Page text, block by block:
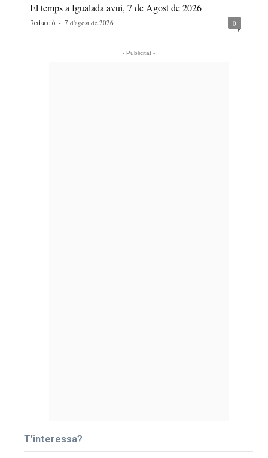
El temps a Igualada avui, 7 de Agost de 2026
Redacció - 7 d'agost de 2026 0
- Publicitat -
T’interessa?